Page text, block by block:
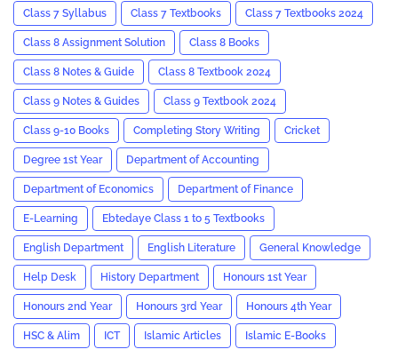
Class 7 Syllabus Class 7 Textbooks Class 7 Textbooks 2024
Class 8 Assignment Solution Class 8 Books
Class 8 Notes & Guide Class 8 Textbook 2024
Class 9 Notes & Guides Class 9 Textbook 2024
Class 9-10 Books Completing Story Writing Cricket
Degree 1st Year Department of Accounting
Department of Economics Department of Finance
E-Learning Ebtedaye Class 1 to 5 Textbooks
English Department English Literature General Knowledge
Help Desk History Department Honours 1st Year
Honours 2nd Year Honours 3rd Year Honours 4th Year
HSC & Alim ICT Islamic Articles Islamic E-Books